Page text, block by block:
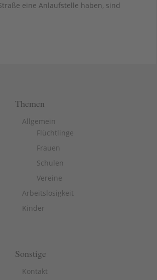
eine Anlaufstelle haben, sind
Themen
Allgemein
Flüchtlinge
Frauen
Schulen
Vereine
Arbeitslosigkeit
Kinder
Sonstige
Kontakt